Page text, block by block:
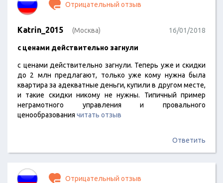
Отрицательный отзыв
Katrin_2015 (Москва) 16/01/2018
с ценами действительно загнули
с ценами действительно загнули. Теперь уже и скидки
до 2 млн предлагают, только уже кому нужна была
квартира за адекватные деньги, купили в другом месте,
и такие скидки никому не нужны. Типичный пример
неграмотного управления и провального
ценообразования читать отзыв
Ответить
Отрицательный отзыв